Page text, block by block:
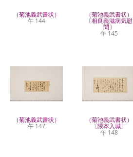
（菊池義武書状）
午 144
（菊池義武書状）
〔相良義滋病気慰
問〕
午 145
（菊池義武書状）
午 147
（菊池義武書状）
〔隈本入城〕
午 148